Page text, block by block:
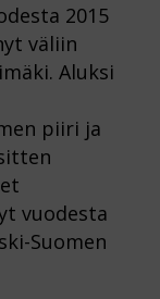
2015
väliin
Aluksi
piiri ja
vuodesta
Suomen